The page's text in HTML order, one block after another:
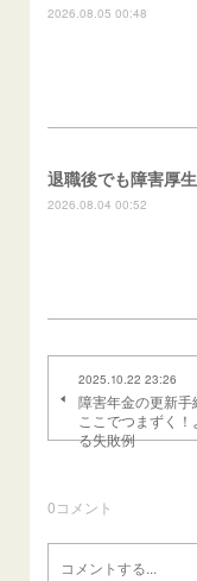
2026.08.05 00:48
2026.08.04 00:52
2025.10.22 23:26
障害年金の更新手
ここでつまずく！
る失敗例
0コメント